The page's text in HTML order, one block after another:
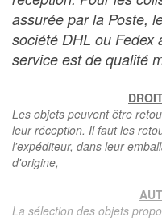
assurée par la Poste,
société DHL ou Fedex
service est de qualité
Les objets peuvent être
leur réception. Il faut les
l'expéditeur, dans leur
d'origine,
La sélection des objets